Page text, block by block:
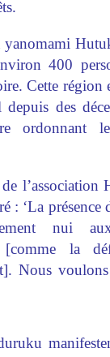
yanomami
400
Cette région
depuis des
ordonnant
l’association
: ‘La présence
nui
[comme la
Nous